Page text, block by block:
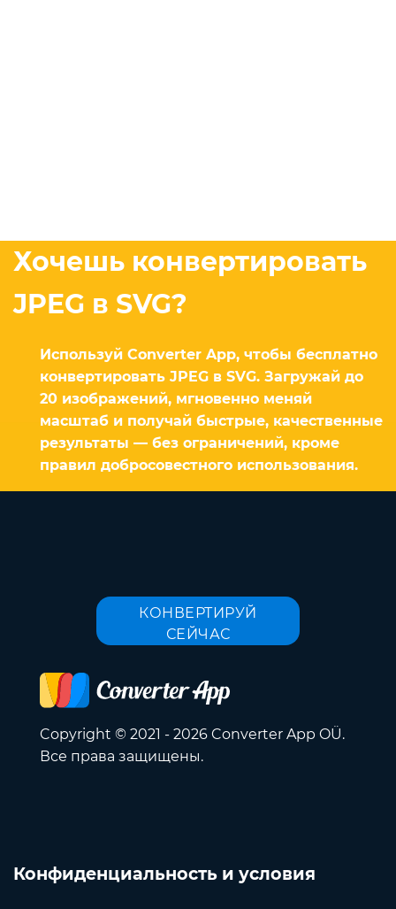
Хочешь конвертировать
JPEG в SVG?
Используй Converter App, чтобы бесплатно
конвертировать JPEG в SVG. Загружай до
20 изображений, мгновенно меняй
масштаб и получай быстрые, качественные
результаты — без ограничений, кроме
правил добросовестного использования.
КОНВЕРТИРУЙ
СЕЙЧАС
Copyright © 2021 - 2026 Converter App OÜ.
Все права защищены.
Конфиденциальность и условия